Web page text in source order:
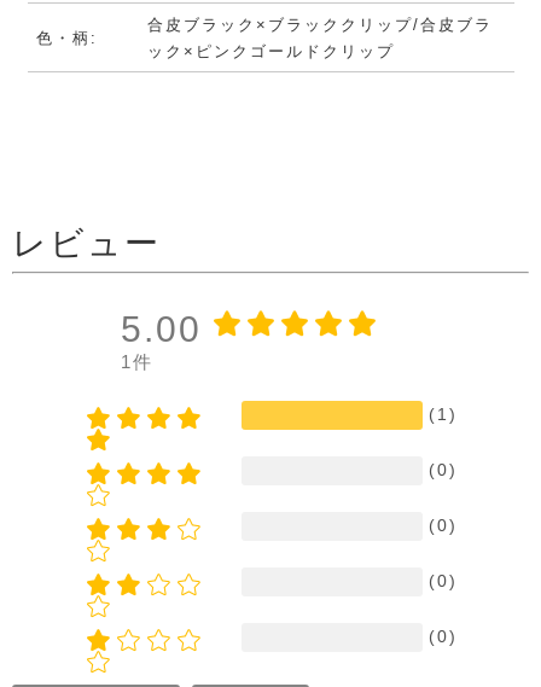
色・柄:
合皮ブラック×ブラッククリップ/合皮ブラ
ック×ピンクゴールドクリップ
レビュー
5.00
1件
(1)
(0)
(0)
(0)
(0)